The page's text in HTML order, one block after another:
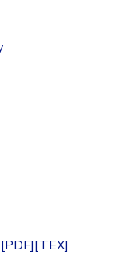
[PDF][TEX]